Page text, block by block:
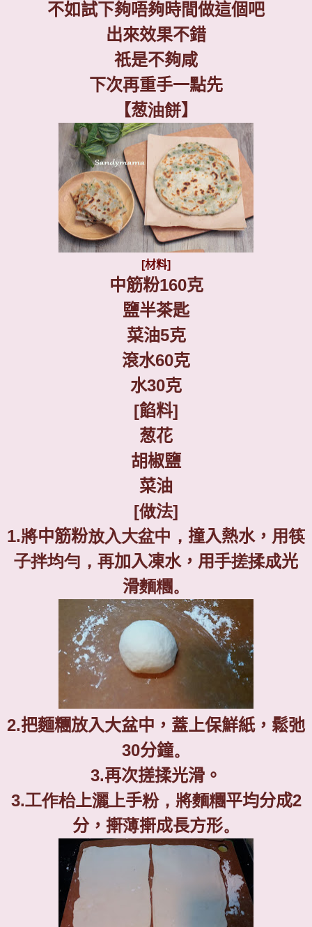
不如試下夠唔夠時間做這個吧
出來效果不錯
祇是不夠咸
下次再重手一點先
【葱油餅】
[材料]
中筋粉160克
鹽半茶匙
菜油5克
滾水60克
水30克
[餡料]
葱花
胡椒鹽
菜油
[做法]
1.將中筋粉放入大盆中， 撞入熱水， 用筷
子拌均勻，再加入凍水，用手搓揉成光
滑麵糰。
2.把麵糰放入大盆中，蓋上保鮮紙，鬆弛
30分鐘。
3.再次搓揉光滑。
3.工作枱上灑上手粉，將麵糰平均分成2
分，搟薄搟成長方形。